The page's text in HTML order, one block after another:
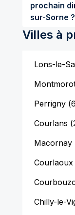
prochain dimanche 9 aout à Messia-
sur-Sorne ?
Villes à
Lons-le-
Perrigny(
Courlans (
Macornay
Courlaoux
Chilly-le-